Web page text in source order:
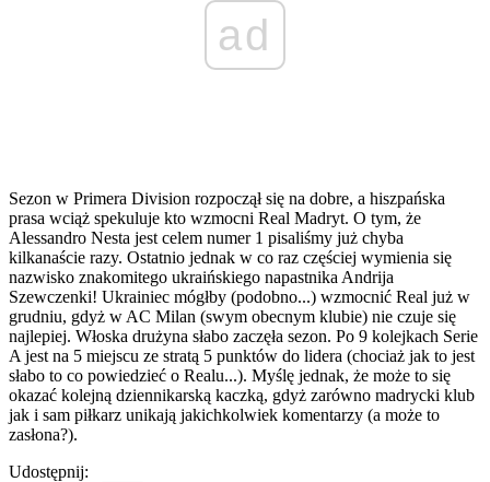
ad
Sezon w Primera Division rozpoczął się na dobre, a hiszpańska
prasa wciąż spekuluje kto wzmocni Real Madryt. O tym, że
Alessandro Nesta jest celem numer 1 pisaliśmy już chyba
kilkanaście razy. Ostatnio jednak w co raz częściej wymienia się
nazwisko znakomitego ukraińskiego napastnika Andrija
Szewczenki! Ukrainiec mógłby (podobno...) wzmocnić Real już w
grudniu, gdyż w AC Milan (swym obecnym klubie) nie czuje się
najlepiej. Włoska drużyna słabo zaczęła sezon. Po 9 kolejkach Serie
A jest na 5 miejscu ze stratą 5 punktów do lidera (chociaż jak to jest
słabo to co powiedzieć o Realu...). Myślę jednak, że może to się
okazać kolejną dziennikarską kaczką, gdyż zarówno madrycki klub
jak i sam piłkarz unikają jakichkolwiek komentarzy (a może to
zasłona?).
Udostępnij: